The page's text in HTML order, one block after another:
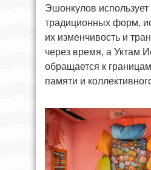
Эшонкулов
традиционных форм,
их изменчивость и
через время, а Уктам
обращается к
памяти и